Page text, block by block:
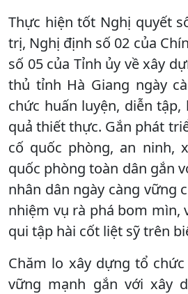
Thực hiện tốt Nghị quyết
trị, Nghị định số 02 của
số 05 của Tỉnh ủy về xây
thủ tỉnh Hà Giang ngày
chức huấn luyện, diễn tập,
quả thiết thực. Gắn phát
cố quốc phòng, an ninh,
quốc phòng toàn dân gắn
nhân dân ngày càng vững
nhiệm vụ rà phá bom mìn,
qui tập hài cốt liệt sỹ trên
Chăm lo xây dựng tổ
vững mạnh gắn với xây